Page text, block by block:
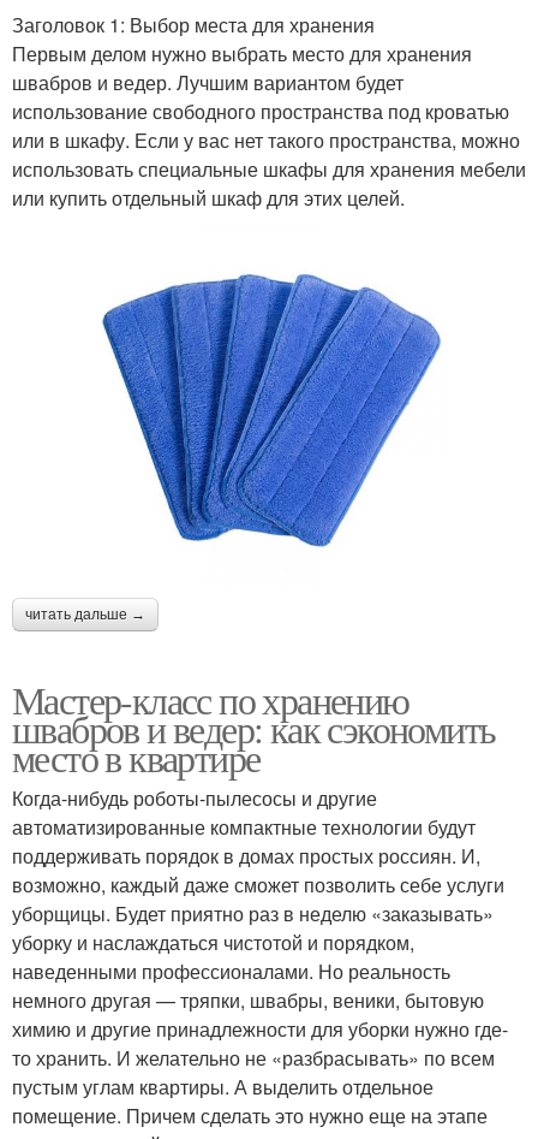
Заголовок 1: Выбор места для хранения
Первым делом нужно выбрать место для хранения
швабров и ведер. Лучшим вариантом будет
использование свободного пространства под кроватью
или в шкафу. Если у вас нет такого пространства, можно
использовать специальные шкафы для хранения мебели
или купить отдельный шкаф для этих целей.
читать дальше →
Мастер-класс по хранению
швабров и ведер: как сэкономить
место в квартире
Когда-нибудь роботы-пылесосы и другие
автоматизированные компактные технологии будут
поддерживать порядок в домах простых россиян. И,
возможно, каждый даже сможет позволить себе услуги
уборщицы. Будет приятно раз в неделю «заказывать»
уборку и наслаждаться чистотой и порядком,
наведенными профессионалами. Но реальность
немного другая — тряпки, швабры, веники, бытовую
химию и другие принадлежности для уборки нужно где-
то хранить. И желательно не «разбрасывать» по всем
пустым углам квартиры. А выделить отдельное
помещение. Причем сделать это нужно еще на этапе